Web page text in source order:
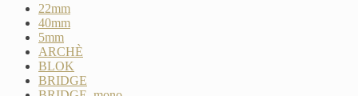
22mm
40mm
5mm
ARCHÈ
BLOK
BRIDGE